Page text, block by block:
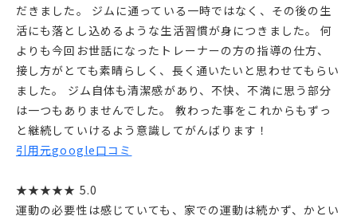
だきました。 ジムに通っている一時ではなく、その後の生
活にも落とし込めるような生活習慣が身につきました。 何
よりも今回お世話になったトレーナーの方の指導の仕方、
接し方がとても素晴らしく、長く通いたいと思わせてもらい
ました。 ジム自体も清潔感があり、不快、不満に思う部分
は一つもありませんでした。 教わった事をこれからもずっ
と継続していけるよう意識してがんばります！
引用元google口コミ
★★★★★ 5.0
運動の必要性は感じていても、家での運動は続かず、かとい